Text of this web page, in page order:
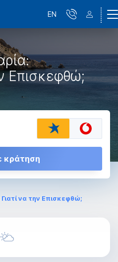
EN
Επισκεφθώ;
κράτηση
Γιατί να την Επισκεφθώ;